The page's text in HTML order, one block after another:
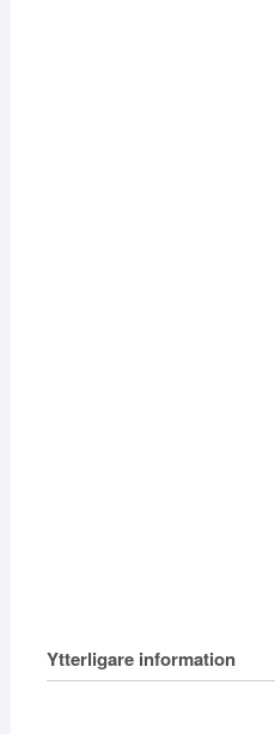
Ytterligare information